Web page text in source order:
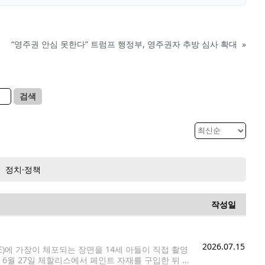
“영주권 안심 못한다” 트럼프 행정부, 영주권자 추방 심사 확대 »
검색
정치·정책
작성일
가장이 체포되는 장면을 14세 아들이 직접 촬영
27일 체할리스에서 페인트 자재를 구입한 뒤 일
2026.07.15